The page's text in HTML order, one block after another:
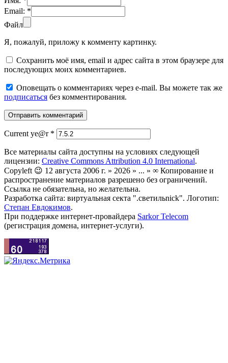
Email: *
Файл
Я, пожалуй, приложу к комменту картинку.
Сохранить моё имя, email и адрес сайта в этом браузере для
последующих моих комментариев.
Оповещать о комментариях через e-mail. Вы можете так же
подписаться без комментирования.
Current ye@r *
Все материалы сайта доступны на условиях следующей
лицензии: Creative Commons Attribution 4.0 International.
Copyleft 😉 12 августа 2006 г. » 2026 » ... » ∞ Копирование и
распространение материалов разрешено без ограничений.
Ссылка не обязательна, но желательна.
Разработка сайта: виртуальная секта ".светильnick". Логотип:
Степан Евдокимов.
При поддержке интернет-провайдера Sarkor Telecom
(регистрация домена, интернет-услуги).